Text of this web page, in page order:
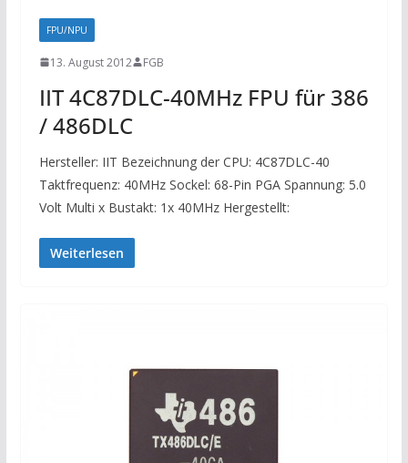
FPU/NPU
13. August 2012 FGB
IIT 4C87DLC-40MHz FPU für 386
/ 486DLC
Hersteller: IIT Bezeichnung der CPU: 4C87DLC-40
Taktfrequenz: 40MHz Sockel: 68-Pin PGA Spannung: 5.0
Volt Multi x Bustakt: 1x 40MHz Hergestellt:
Weiterlesen